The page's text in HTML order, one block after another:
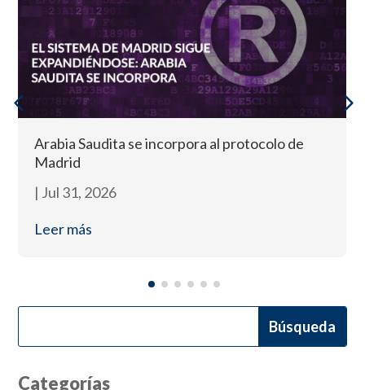
Arabia Saudita se incorpora al protocolo de
Madrid
| Jul 31, 2026
Leer más
Categorías